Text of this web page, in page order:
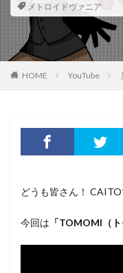
メトロイドヴァニア
HOME YouTube
どうも皆さん！ CAITO
今回は 「TOMOMI（ト